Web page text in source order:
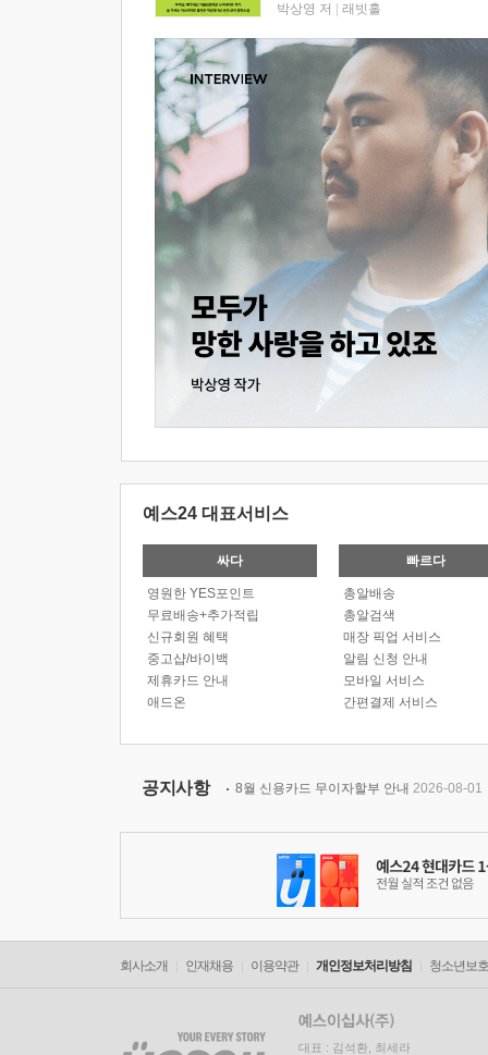
박상영 저 래빗홀
예스24 대표서비스
싸다
영원한 YES포인트
무료배송+추가적립
신규회원 혜택
중고샵/바이백
제휴카드 안내
애드온
빠르다
총알배송
총알검색
매장 픽업 서비스
알림 신청 안내
모바일 서비스
간편결제 서비스
공지사항 8월 신용카드 무이자할부 안내 2026-08-01
회사소개 인재채용 이용약관 개인정보처리방침 청소년보
대표 : 김석환, 최세라